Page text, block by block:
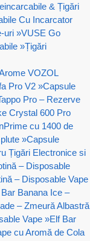
& Țigări
Cu Incarcator
uri »VUSE Go
»Țigări
VOZOL
Pro V2 »Capsule
Pro – Rezerve
Crystal 600 Pro
cu 1400 de
»Capsule
Țigări Electronice si
– Disposable
– Disposable Vape
Bar Banana Ice –
– Zmeură Albastră
Vape »Elf Bar
cu Aromă de Cola